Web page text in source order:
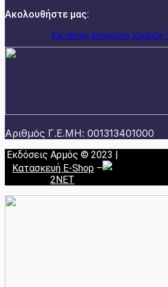
Ακολουθήστε μας:
Facebook InstagramYoutube
Αριθμός Γ.Ε.ΜΗ: 001313401000
Εκδόσεις Αρμός © 2023 |
Κατασκευή E-Shop –
2NET